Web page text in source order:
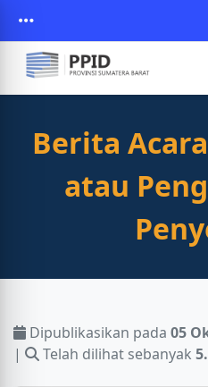
Berita
atau
Dipublikasikan pada 05
|
Telah dilihat sebanyak